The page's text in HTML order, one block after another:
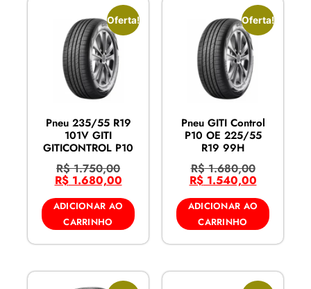
Oferta!
Pneu 235/55 R19
101V GITI
GITICONTROL P10
R$1.750,00
R$1.680,00
ADICIONAR AO
CARRINHO
Oferta!
Pneu GITI Control
P10 OE 225/55
R19 99H
R$1.680,00
R$1.540,00
ADICIONAR AO
CARRINHO